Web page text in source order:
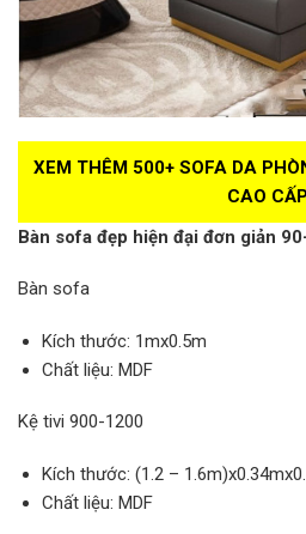
XEM THÊM 500+ SOFA DA
CAO CẤP
Bàn sofa đẹp hiện đại đơn giản
Bàn sofa
Kích thước: 1mx0.5m
Chất liệu: MDF
Kệ tivi 900-1200
Kích thước: (1.2 –
Chất liệu: MDF